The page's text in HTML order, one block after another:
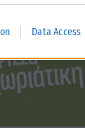
Data Access